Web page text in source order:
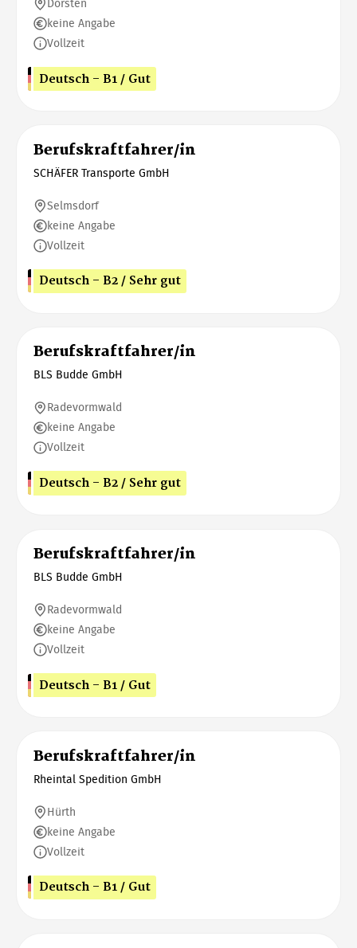
Dorsten
keine Angabe
Vollzeit
Deutsch - B1 / Gut
Berufskraftfahrer/in
SCHÄFER Transporte GmbH
Selmsdorf
keine Angabe
Vollzeit
Deutsch - B2 / Sehr gut
Berufskraftfahrer/in
BLS Budde GmbH
Radevormwald
keine Angabe
Vollzeit
Deutsch - B2 / Sehr gut
Berufskraftfahrer/in
BLS Budde GmbH
Radevormwald
keine Angabe
Vollzeit
Deutsch - B1 / Gut
Berufskraftfahrer/in
Rheintal Spedition GmbH
Hürth
keine Angabe
Vollzeit
Deutsch - B1 / Gut